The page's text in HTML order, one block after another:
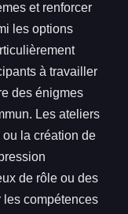
et renforcer
les options
à travailler
des énigmes
Les ateliers
la création de
de rôle ou des
compétences